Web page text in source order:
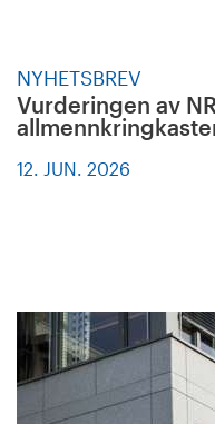
NYHETSBREV
Vurderingen av
12. JUN. 2026